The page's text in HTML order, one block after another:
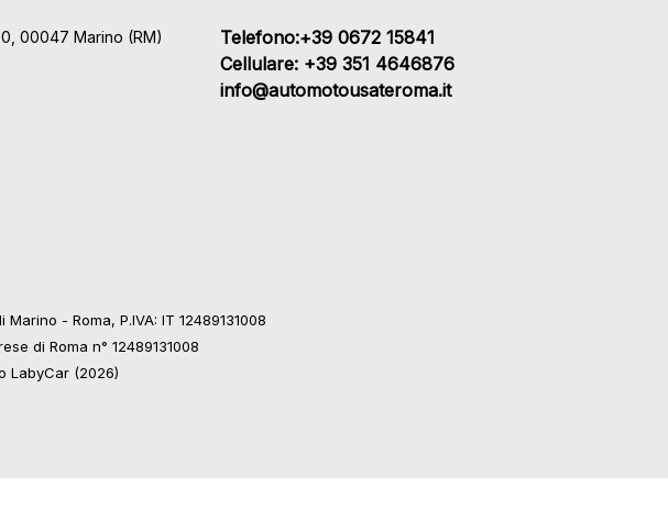
00047 Marino (RM)
Telefono:+39 0672 15841
Cellulare: +39 351 4646876
info@automotousateroma.it
- Roma, P.IVA: IT 12489131008
di Roma n° 12489131008
LabyCar (2026)